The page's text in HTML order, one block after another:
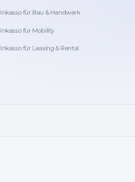
Inkasso für Bau & Handwerk
Inkasso für Mobility
Inkasso für Leasing & Rental